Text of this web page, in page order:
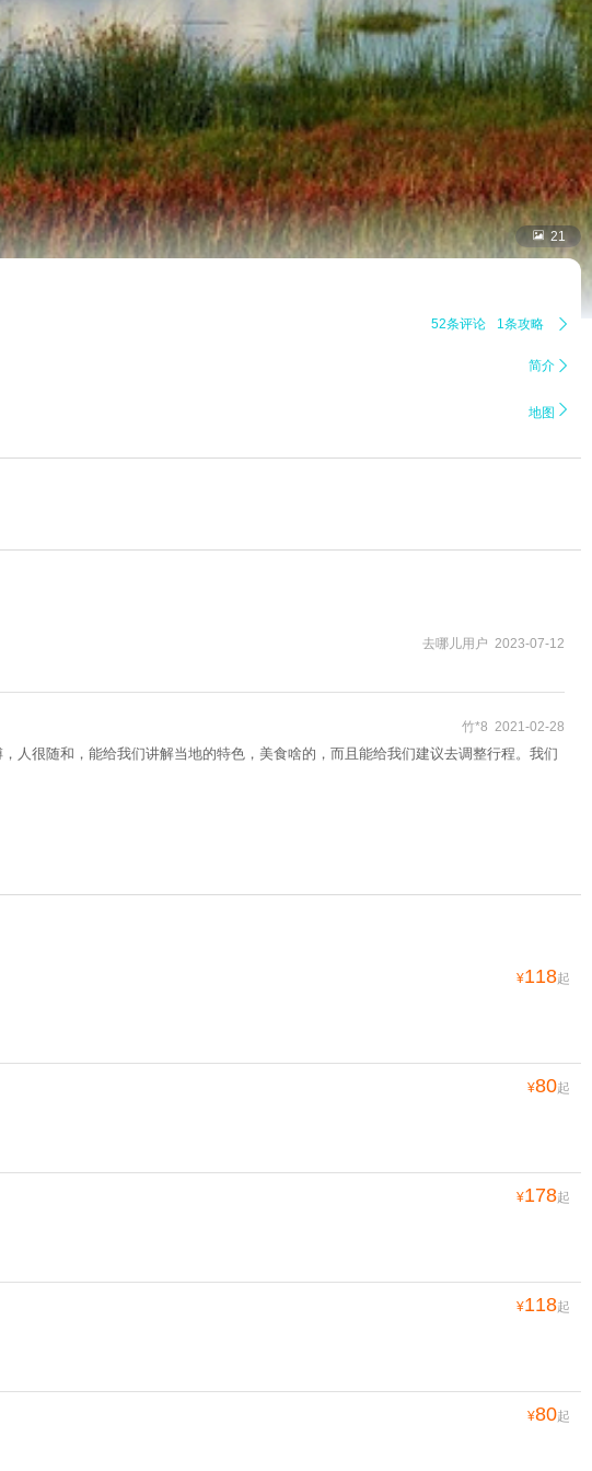
 21
52条评论 1条攻略 
简介 
地图 
去哪儿用户 2023-07-12
竹*8 2021-02-28
人很随和，能给我们讲解当地的特色，美食啥的，而且能给我们建议去调整行程。我们
¥118起
¥80起
¥178起
¥118起
¥80起